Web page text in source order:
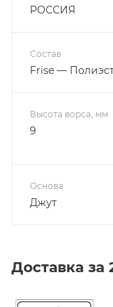
РОССИЯ
Состав
Frise —
Высота ворса, мм
9
Основа
Джут
Доставка за